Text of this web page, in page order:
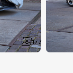
1 / 7